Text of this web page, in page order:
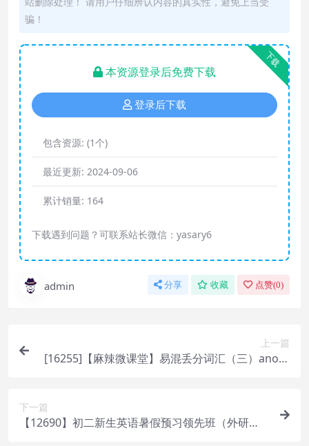
骗！
下载
本资源登录后免费下载
登录后下载
包含资源: (1个)
最近更新: 2024-09-06
累计销量: 164
下载遇到问题？可联系站长微信：yasary6
admin 分享 收藏 点赞(0)
上一篇
[16255]【麻辣微课堂】易混丢分词汇（三）anoth
下一篇
【12690】初二新生英语暑假预习领先班（外研